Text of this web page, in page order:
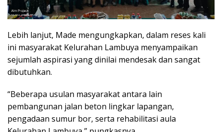
Lebih lanjut, Made mengungkapkan, dalam reses kali
ini masyarakat Kelurahan Lambuya menyampaikan
sejumlah aspirasi yang dinilai mendesak dan sangat
dibutuhkan.
“Beberapa usulan masyarakat antara lain
pembangunan jalan beton lingkar lapangan,
pengadaan sumur bor, serta rehabilitasi aula